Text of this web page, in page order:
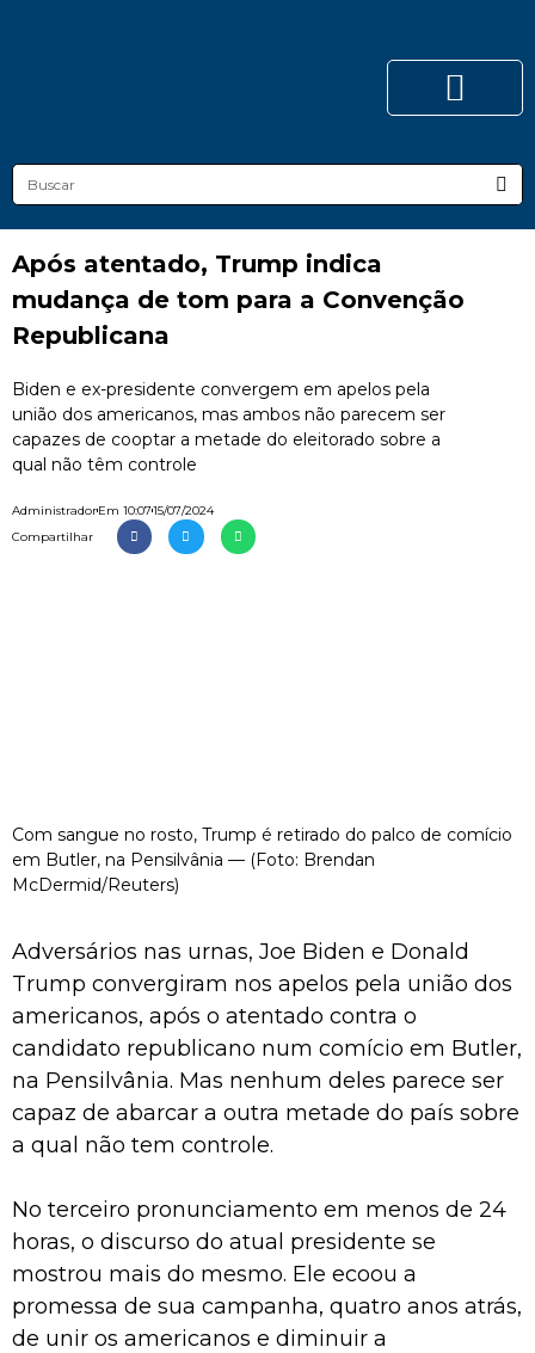
Após atentado, Trump indica
mudança de tom para a Convenção
Republicana
Biden e ex-presidente convergem em apelos pela
união dos americanos, mas ambos não parecem ser
capazes de cooptar a metade do eleitorado sobre a
qual não têm controle
AdministradorEm 10:0715/07/2024
Compartilhar
Com sangue no rosto, Trump é retirado do palco de comício
em Butler, na Pensilvânia — (Foto: Brendan
McDermid/Reuters)
Adversários nas urnas, Joe Biden e Donald
Trump convergiram nos apelos pela união dos
americanos, após o atentado contra o
candidato republicano num comício em Butler,
na Pensilvânia. Mas nenhum deles parece ser
capaz de abarcar a outra metade do país sobre
a qual não tem controle.
No terceiro pronunciamento em menos de 24
horas, o discurso do atual presidente se
mostrou mais do mesmo. Ele ecoou a
promessa de sua campanha, quatro anos atrás,
de unir os americanos e diminuir a